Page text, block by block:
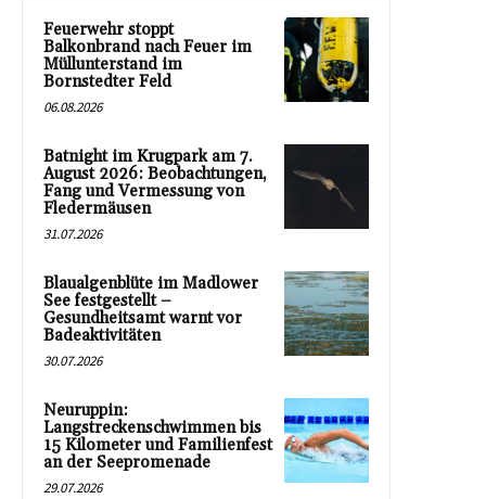
Feuerwehr stoppt
Balkonbrand nach Feuer im
Müllunterstand im
Bornstedter Feld
06.08.2026
Batnight im Krugpark am 7.
August 2026: Beobachtungen,
Fang und Vermessung von
Fledermäusen
31.07.2026
Blaualgenblüte im Madlower
See festgestellt –
Gesundheitsamt warnt vor
Badeaktivitäten
30.07.2026
Neuruppin:
Langstreckenschwimmen bis
15 Kilometer und Familienfest
an der Seepromenade
29.07.2026